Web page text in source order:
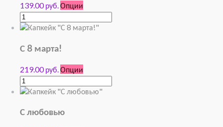
139.00 руб.Опции
С 8 марта!
219.00 руб. Опции
С любовью